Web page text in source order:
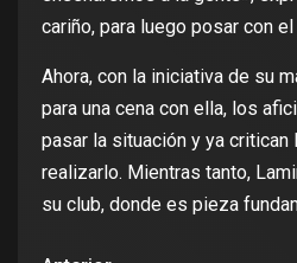
cariño, para luego posar con
Ahora, con la iniciativa de su
para una cena con ella, los
pasar la situación y ya critican
realizarlo. Mientras tanto,
su club, donde es pieza